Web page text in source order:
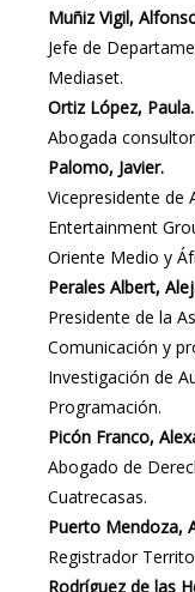
Muñiz Vigil,
Jefe de
Mediaset.
Ortiz López, Paula.
Abogada
Palomo, Javier.
Vicepresidente de
Entertainment
Oriente Medio y
Perales Albert,
Presidente de la
Comunicación y
Investigación de
Programación.
Picón Franco,
Abogado de
Cuatrecasas.
Puerto Mendoza,
Registrador
Rodríguez de las